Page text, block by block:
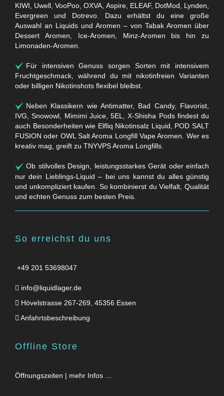
KIWI, Uwell, VooPoo, OXVA, Aspire, ELEAF, DotMod, Lynden,
Evergreen und Dotrevo. Dazu erhältst du eine große
Auswahl an Liquids und Aromen – von Tabak Aromen über
Dessert Aromen, Ice-Aromen, Minz-Aromen bis hin zu
Limonaden-Aromen.
Für intensiven Genuss sorgen Sorten mit intensivem
Fruchtgeschmack, während du mit nikotinfreien Varianten
oder billigen Nikotinshots flexibel bleibst.
Neben Klassikern wie Antimatter, Bad Candy, Flavorist,
IVG, Snowowl, Mimimi Juice, 5EL, X-Shisha Pods findest du
auch Besonderheiten wie Elfliq Nikotinsalz Liquid, POD SALT
FUSION oder OWL Salt Aroma Longfill Vape Aromen. Wer es
kreativ mag, greift zu TNYVPS Aroma Longfills.
Ob stilvolles Design, leistungsstarkes Gerät oder einfach
nur dein Lieblings-Liquid – bei uns kannst du alles günstig
und unkompliziert kaufen. So kombinierst du Vielfalt, Qualität
und echten Genuss zum besten Preis.
So erreichst du uns
+49 201 53698047
info@liquidlager.de
Hövelstrasse 267-269, 45356 Essen
Anfahrtsbeschreibung
Offline Store
Öffnungszeiten | mehr Infos …